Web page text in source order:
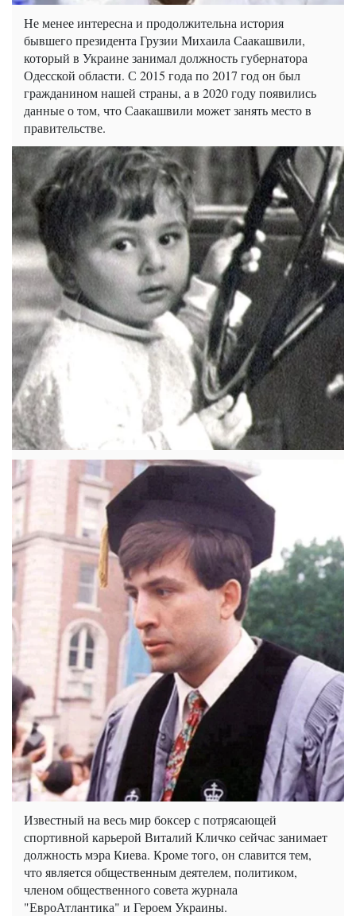
Не менее интересна и продолжительна история
бывшего президента Грузии Михаила Саакашвили,
который в Украине занимал должность губернатора
Одесской области. С 2015 года по 2017 год он был
гражданином нашей страны, а в 2020 году появились
данные о том, что Саакашвили может занять место в
правительстве.
Известный на весь мир боксер с потрясающей
спортивной карьерой Виталий Кличко сейчас занимает
должность мэра Киева. Кроме того, он славится тем,
что является общественным деятелем, политиком,
членом общественного совета журнала
"ЕвроАтлантика" и Героем Украины.